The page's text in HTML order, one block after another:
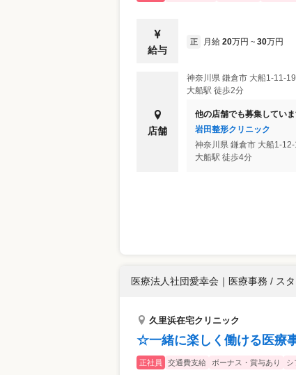
給与
正 月給 20万円 ~ 30万円
店舗
神奈川県 鎌倉市 大船1-11-
大船駅 徒歩2分
他の店舗でも募集してい
岩田整形クリニック
神奈川県 鎌倉市 大船1-
大船駅 徒歩4分
医療法人社団愛幸会 ｜ 医療事務 / ス
久里浜在宅クリニック
☆一緒に楽しく働ける医療
正社員 交通費支給 ボーナス・賞与あり シ